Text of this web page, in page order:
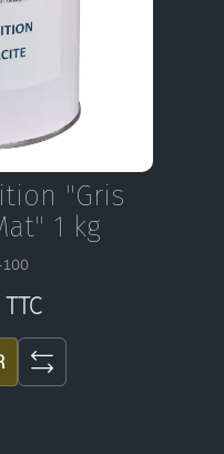
"Gris
1 kg
100
TTC